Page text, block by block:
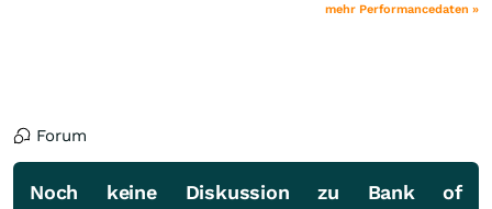
mehr Performancedaten »
Forum
Noch keine Diskussion zu Bank of